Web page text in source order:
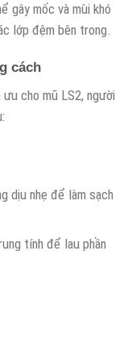
gây mốc và mùi khó
lớp đệm bên trong.
cách
cho mũ LS2, người
dịu nhẹ để làm sạch
tính để lau phần